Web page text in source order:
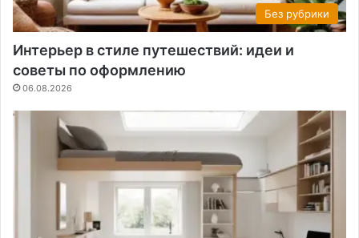
Без рубрики
Интерьер в стиле путешествий: идеи и
советы по оформлению
06.08.2026